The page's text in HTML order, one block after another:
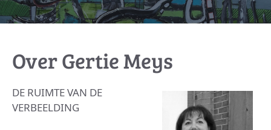
Over Gertie Meys
DE RUIMTE VAN DE
VERBEELDING